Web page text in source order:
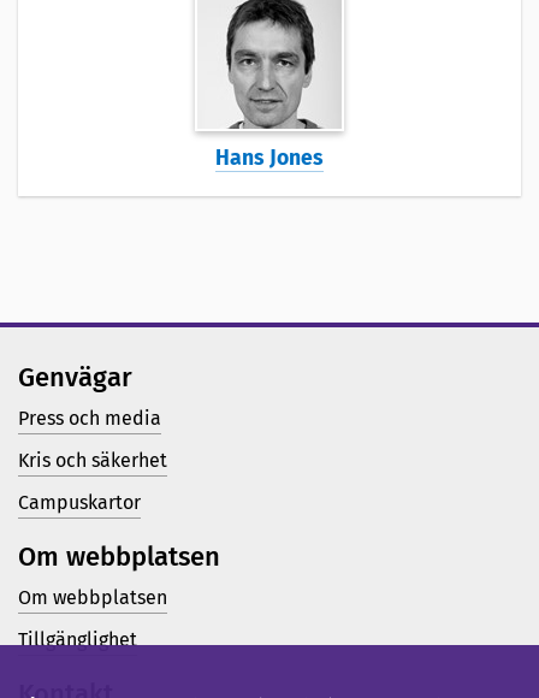
Hans Jones
Genvägar
Press och media
Kris och säkerhet
Campuskartor
Om webbplatsen
Om webbplatsen
Tillgänglighet